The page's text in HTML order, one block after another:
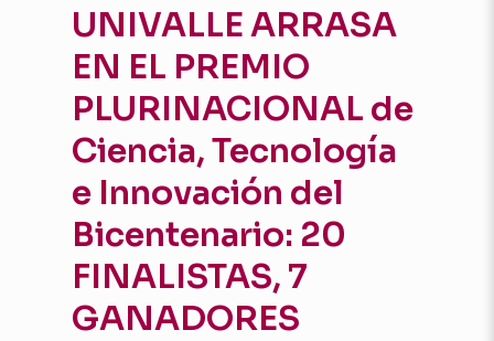
UNIVALLE ARRASA
EN EL PREMIO
PLURINACIONAL de
Ciencia, Tecnología
e Innovación del
Bicentenario: 20
FINALISTAS, 7
GANADORES